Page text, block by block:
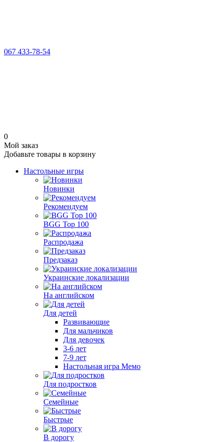
067 433-78-54
0
Мой заказ
Добавьте товары в корзину
Настольные игры
Новинки
Рекомендуем
BGG Top 100
Распродажа
Предзаказ
Украинские локализации
На английском
Для детей
Развивающие
Для мальчиков
Для девочек
3-6 лет
7-9 лет
Настольная игра Мемо
Для подростков
Семейные
Быстрые
В дорогу